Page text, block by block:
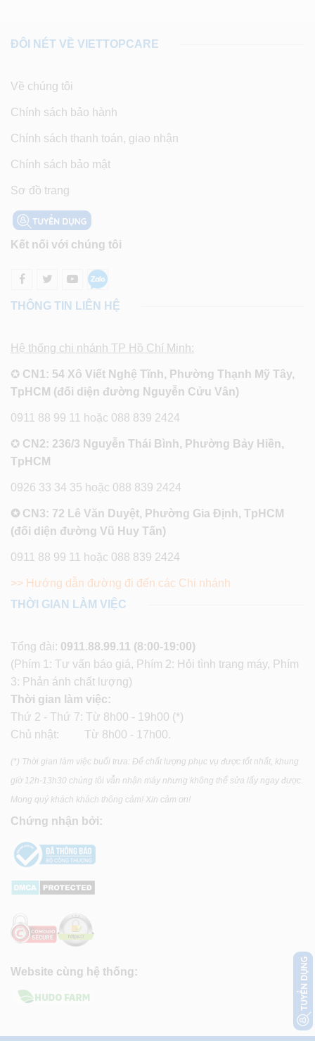
ĐÔI NÉT VỀ VIETTOPCARE
Về chúng tôi
Chính sách bảo hành
Chính sách thanh toán, giao nhận
Chính sách bảo mật
Sơ đồ trang
Kết nối với chúng tôi
THÔNG TIN LIÊN HỆ
Hệ thống chi nhánh TP Hồ Chí Minh:
✪ CN1: 54 Xô Viết Nghệ Tĩnh, Phường Thạnh Mỹ Tây,
TpHCM (đối diện đường Nguyễn Cửu Vân)
0911 88 99 11 hoặc 088 839 2424
✪ CN2: 236/3 Nguyễn Thái Bình, Phường Bảy Hiền,
TpHCM
0926 33 34 35 hoặc 088 839 2424
✪ CN3: 72 Lê Văn Duyệt, Phường Gia Định, TpHCM
(đối diện đường Vũ Huy Tấn)
0911 88 99 11 hoặc 088 839 2424
>> Hướng dẫn đường đi đến các Chi nhánh
THỜI GIAN LÀM VIỆC
Tổng đài: 0911.88.99.11 (8:00-19:00)
(Phím 1: Tư vấn báo giá, Phím 2: Hỏi tình trạng máy, Phím
3: Phản ánh chất lượng)
Thời gian làm việc:
Thứ 2 - Thứ 7: Từ 8h00 - 19h00 (*)
Chủ nhật: Từ 8h00 - 17h00.
(*) Thời gian làm việc buổi trưa: Để chất lượng phục vụ được tốt nhất, khung
giờ 12h-13h30 chúng tôi vẫn nhận máy nhưng không thể sửa lấy ngay được.
Mong quý khách khách thông cảm! Xin cảm ơn!
Chứng nhận bởi:
Website cùng hệ thống: